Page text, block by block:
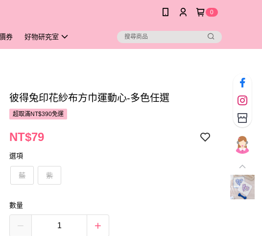
0
券 好物研究室
彼得兔印花紗布方巾運動心-多色任選
超取滿NT$390免運
NT$79
選項
藍 紫
數量